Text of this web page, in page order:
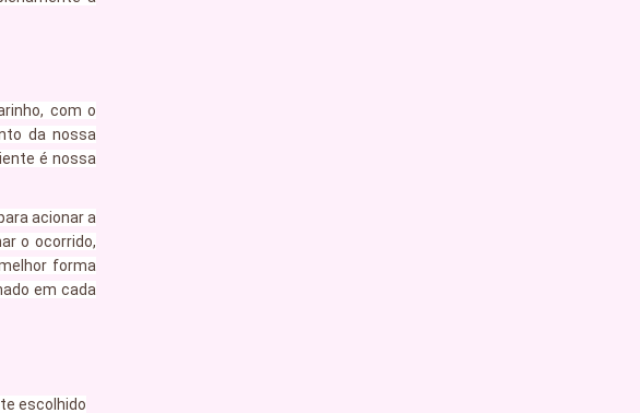
com o
da nossa
é nossa
acionar a
o ocorrido,
forma
em cada
escolhido